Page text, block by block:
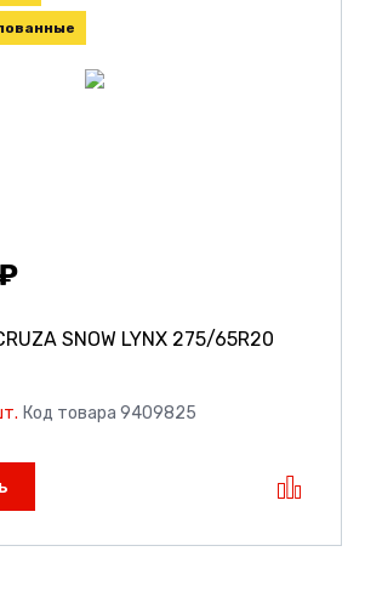
SNOW LYNX 275/65R20
Код товара 9409825